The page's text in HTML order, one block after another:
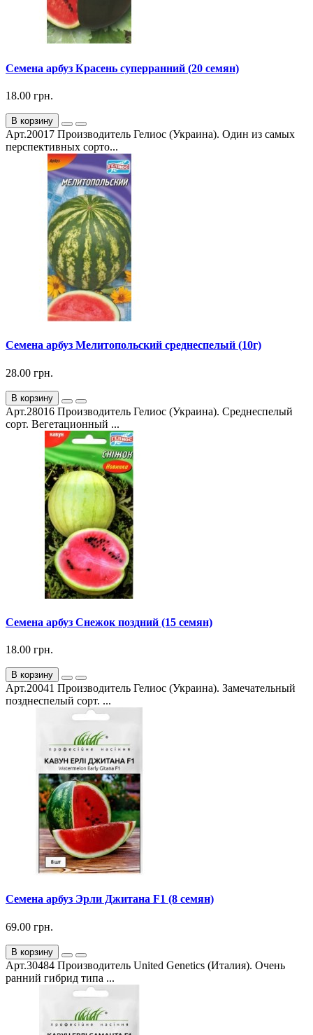
Семена арбуз Красень суперранний (20 семян)
18.00 грн.
В корзину
Арт.20017 Производитель Гелиос (Украина). Один из самых
перспективных сорто...
Семена арбуз Мелитопольский среднеспелый (10г)
28.00 грн.
В корзину
Арт.28016 Производитель Гелиос (Украина). Среднеспелый
сорт. Вегетационный ...
Семена арбуз Снежок поздний (15 семян)
18.00 грн.
В корзину
Арт.20041 Производитель Гелиос (Украина). Замечательный
позднеспелый сорт. ...
Семена арбуз Эрли Джитана F1 (8 семян)
69.00 грн.
В корзину
Арт.30484 Производитель United Genetics (Италия). Очень
ранний гибрид типа ...